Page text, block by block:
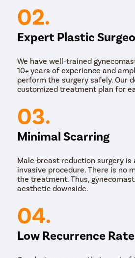
02.
Expert Plastic
We have well-trained
10+ years of experience and
perform the surgery safely. Our
customized treatment plan for
03.
Minimal Scarring
Male breast reduction surgery is
invasive procedure. There is no
the treatment. Thus,
aesthetic downside.
04.
Low Recurrence Rate